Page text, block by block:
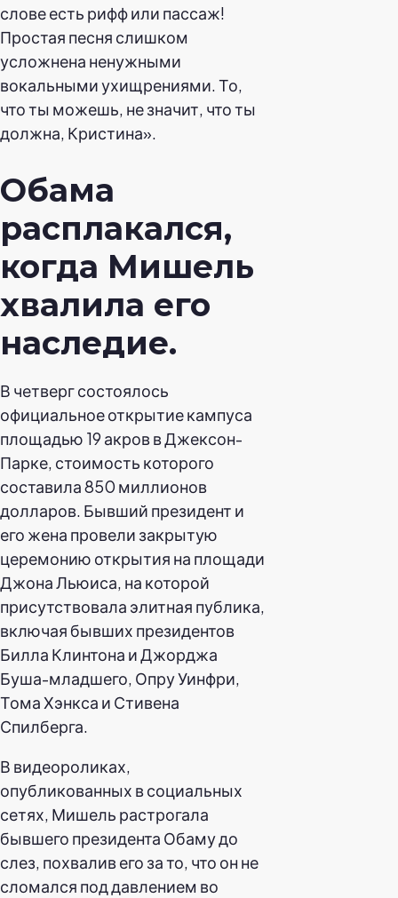
слове есть рифф или пассаж!
Простая песня слишком
усложнена ненужными
вокальными ухищрениями. То,
что ты можешь, не значит, что ты
должна, Кристина».
Обама
расплакался,
когда Мишель
хвалила его
наследие.
В четверг состоялось
официальное открытие кампуса
площадью 19 акров в Джексон-
Парке, стоимость которого
составила 850 миллионов
долларов. Бывший президент и
его жена провели закрытую
церемонию открытия на площади
Джона Льюиса, на которой
присутствовала элитная публика,
включая бывших президентов
Билла Клинтона и Джорджа
Буша-младшего, Опру Уинфри,
Тома Хэнкса и Стивена
Спилберга.
В видеороликах,
опубликованных в социальных
сетях, Мишель растрогала
бывшего президента Обаму до
слез, похвалив его за то, что он не
сломался под давлением во